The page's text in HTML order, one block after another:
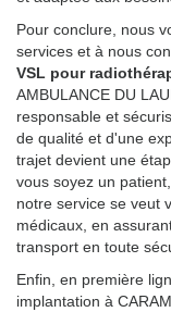
Pour conclure, nous
services et à nous
VSL pour
AMBULANCE DU
responsable et
de qualité et d'une
trajet devient une
vous soyez un
notre service se veut
médicaux, en
transport en toute
Enfin, en première
implantation à